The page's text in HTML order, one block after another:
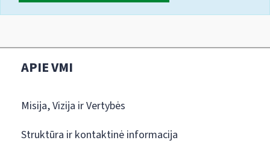
APIE VMI
Misija, Vizija ir Vertybės
Struktūra ir kontaktinė informacija